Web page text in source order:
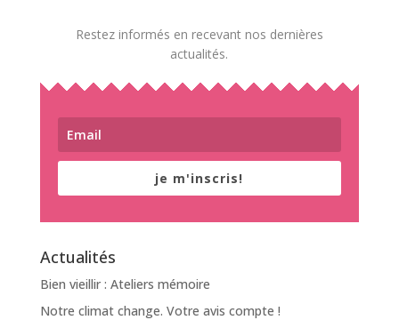
Restez informés en recevant nos dernières
actualités.
je m'inscris!
Actualités
Bien vieillir : Ateliers mémoire
Notre climat change. Votre avis compte !